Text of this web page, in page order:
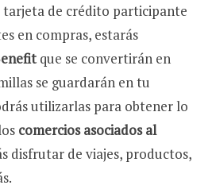
tarjeta de crédito participante
en compras, estarás
que se convertirán en
se guardarán en tu
utilizarlas para obtener lo
comercios asociados al
disfrutar de viajes, productos,